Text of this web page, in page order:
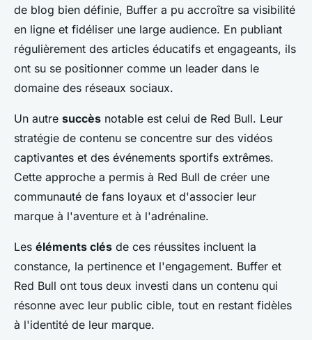
de blog bien définie, Buffer a pu accroître sa visibilité
en ligne et fidéliser une large audience. En publiant
régulièrement des articles éducatifs et engageants, ils
ont su se positionner comme un leader dans le
domaine des réseaux sociaux.
Un autre succès notable est celui de Red Bull. Leur
stratégie de contenu se concentre sur des vidéos
captivantes et des événements sportifs extrêmes.
Cette approche a permis à Red Bull de créer une
communauté de fans loyaux et d'associer leur
marque à l'aventure et à l'adrénaline.
Les éléments clés de ces réussites incluent la
constance, la pertinence et l'engagement. Buffer et
Red Bull ont tous deux investi dans un contenu qui
résonne avec leur public cible, tout en restant fidèles
à l'identité de leur marque.